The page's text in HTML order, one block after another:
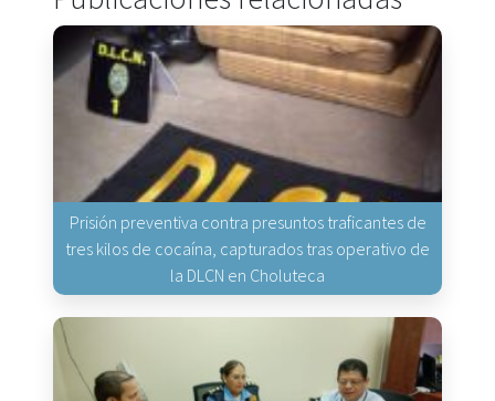
Prisión preventiva contra presuntos traficantes de
tres kilos de cocaína, capturados tras operativo de
la DLCN en Choluteca